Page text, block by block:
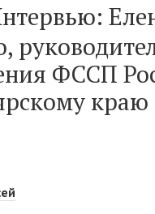
ФССП
краю